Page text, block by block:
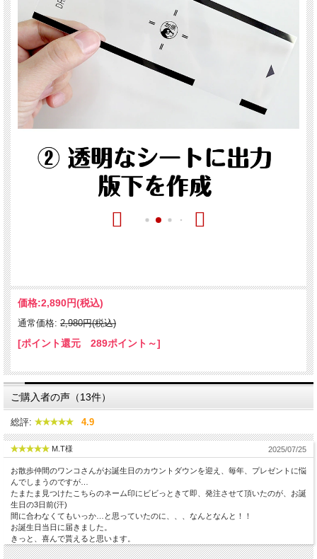
価格:2,890円(税込)
通常価格: 2,980円(税込)
[ポイント還元 289ポイント～]
ご購入者の声（13件）
総評: 4.9
M.T様 2025/07/25
お散歩仲間のワンコさんがお誕生日のカウントダウンを迎え、毎年、プレゼントに悩
んでしまうのですが…
たまたま見つけたこちらのネーム印にビビっときて即、発注させて頂いたのが、お誕
生日の3日前(汗)
間に合わなくてもいっか…と思っていたのに、、、なんとなんと！！
お誕生日当日に届きました。
きっと、喜んで貰えると思います。